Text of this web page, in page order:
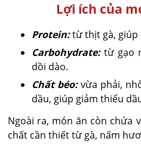
Lợi ích của
Protein:từ thịt gà, giúp
Carbohydrate:từ gạo
dồi dào.
Chất béo:vừa phải,
dầu, giúp giảm thiểu
Ngoài ra, món ăn còn chứa
chất cần thiết từ gà, nấm